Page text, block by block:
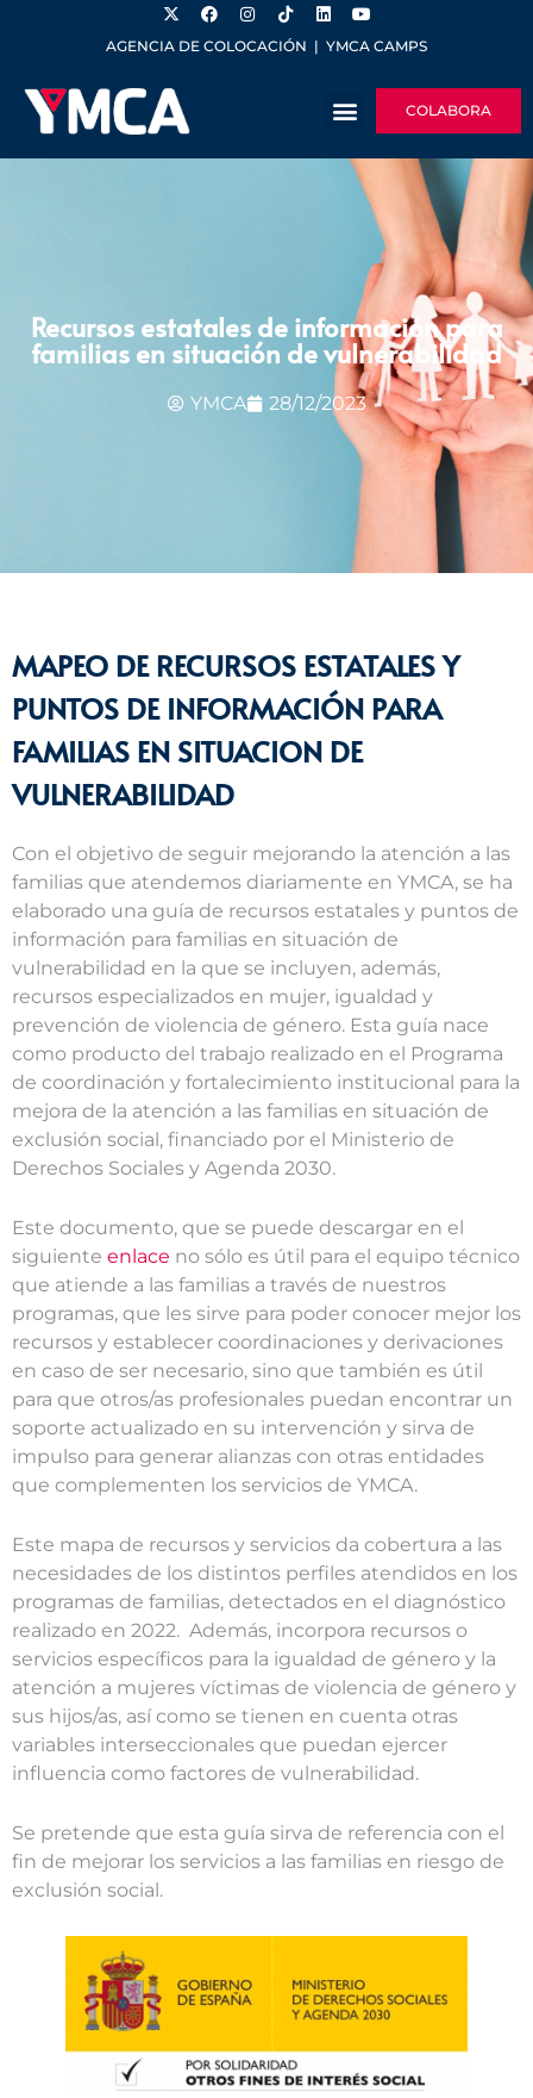
AGENCIA DE COLOCACIÓN | YMCA CAMPS
COLABORA
Recursos estatales de información para
familias en situación de vulnerabilidad
YMCA 28/12/2023
MAPEO DE RECURSOS ESTATALES Y
PUNTOS DE INFORMACIÓN PARA
FAMILIAS EN SITUACION DE
VULNERABILIDAD
Con el objetivo de seguir mejorando la atención a las
familias que atendemos diariamente en YMCA, se ha
elaborado una guía de recursos estatales y puntos de
información para familias en situación de
vulnerabilidad en la que se incluyen, además,
recursos especializados en mujer, igualdad y
prevención de violencia de género. Esta guía nace
como producto del trabajo realizado en el Programa
de coordinación y fortalecimiento institucional para la
mejora de la atención a las familias en situación de
exclusión social, financiado por el Ministerio de
Derechos Sociales y Agenda 2030.
Este documento, que se puede descargar en el
siguiente enlace no sólo es útil para el equipo técnico
que atiende a las familias a través de nuestros
programas, que les sirve para poder conocer mejor los
recursos y establecer coordinaciones y derivaciones
en caso de ser necesario, sino que también es útil
para que otros/as profesionales puedan encontrar un
soporte actualizado en su intervención y sirva de
impulso para generar alianzas con otras entidades
que complementen los servicios de YMCA.
Este mapa de recursos y servicios da cobertura a las
necesidades de los distintos perfiles atendidos en los
programas de familias, detectados en el diagnóstico
realizado en 2022. Además, incorpora recursos o
servicios específicos para la igualdad de género y la
atención a mujeres víctimas de violencia de género y
sus hijos/as, así como se tienen en cuenta otras
variables interseccionales que puedan ejercer
influencia como factores de vulnerabilidad.
Se pretende que esta guía sirva de referencia con el
fin de mejorar los servicios a las familias en riesgo de
exclusión social.